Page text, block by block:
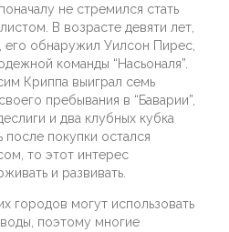
не стремился стать
В возрасте девяти лет,
его обнаружил Уилсон Пирес,
команды “Насьоналя”.
Криппа выиграл семь
пребывания в “Баварии”,
и два клубных кубка
после покупки остался
то этот интерес
и развивать.
городов могут использовать
поэтому многие